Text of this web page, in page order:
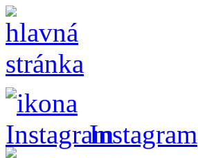
Instagram